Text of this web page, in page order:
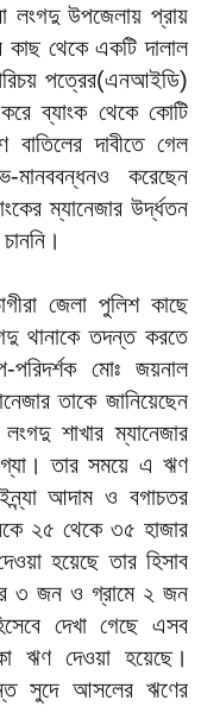
লংগদু উপজেলায় প্রায়
থেকে একটি দালাল
পত্রের(এনআইডি)
ব্যাংক থেকে কোটি
দাবীতে গেল
মানববন্ধনও করেছেন
ম্যানেজার উর্দ্ধতন
জেলা পুলিশ কাছে
থানাকে তদন্ত করতে
মোঃ জয়নাল
তাকে জানিয়েছেন
শাখার ম্যানেজার
তার সময়ে এ ঋণ
আদাম ও বগাচতর
২৫ থেকে ৩৫ হাজার
হয়েছে তার হিসাব
৩ জন ও গ্রামে ২ জন
দেখা গেছে এসব
ঋণ দেওয়া হয়েছে।
সুদে আসলের ঋণের